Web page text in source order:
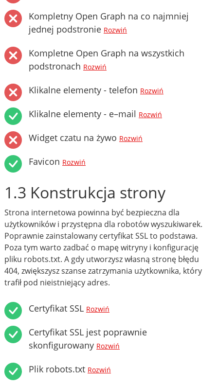
Kompletny Open Graph na co najmniej
jednej podstronie Rozwiń
Kompletne Open Graph na wszystkich
podstronach Rozwiń
Klikalne elementy - telefon Rozwiń
Klikalne elementy - e–mail Rozwiń
Widget czatu na żywo Rozwiń
Favicon Rozwiń
1.3 Konstrukcja strony
Strona internetowa powinna być bezpieczna dla
użytkowników i przystępna dla robotów wyszukiwarek.
Poprawnie zainstalowany certyfikat SSL to podstawa.
Poza tym warto zadbać o mapę witryny i konfigurację
pliku robots.txt. A gdy utworzysz własną stronę błędu
404, zwiększysz szanse zatrzymania użytkownika, który
trafił pod nieistniejący adres.
Certyfikat SSL Rozwiń
Certyfikat SSL jest poprawnie
skonfigurowany Rozwiń
Plik robots.txt Rozwiń